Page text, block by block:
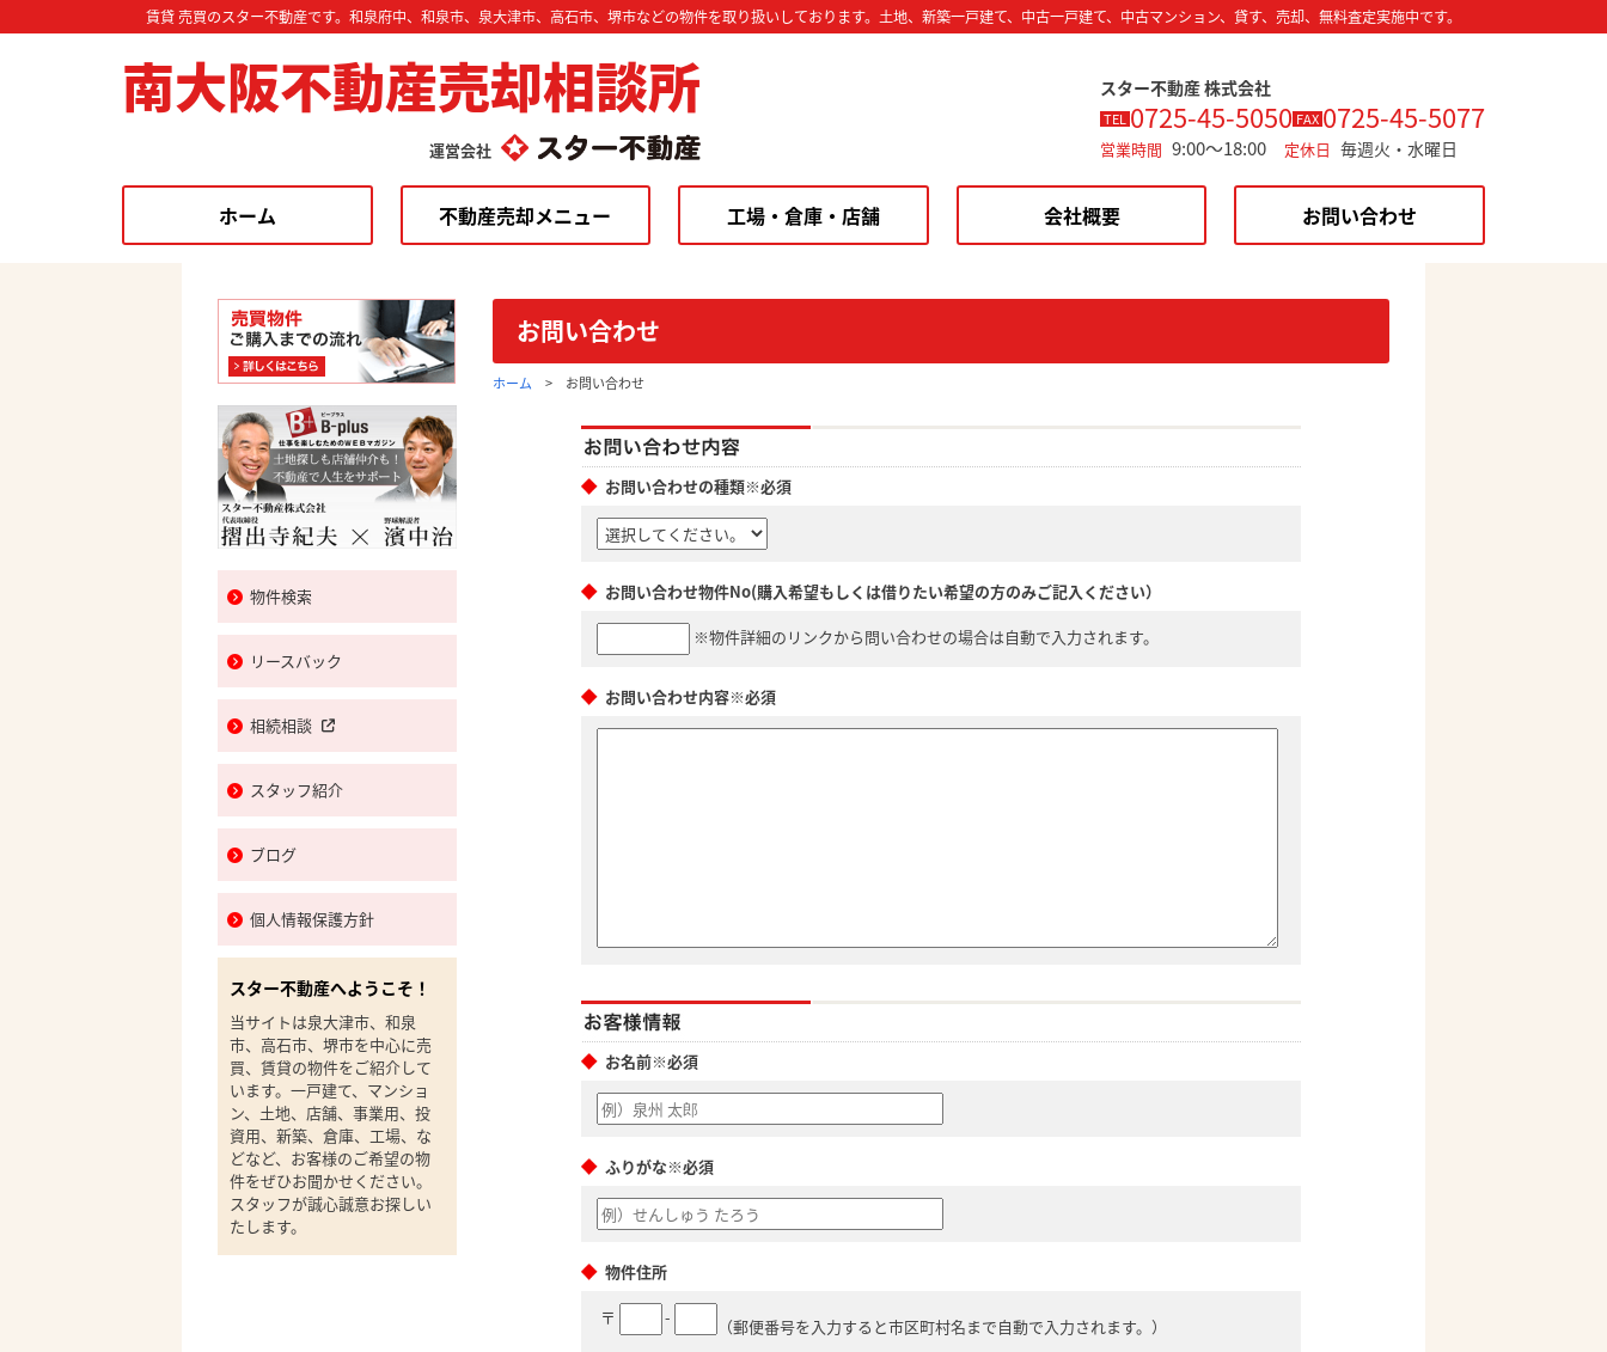
賃貸 売買のスター不動産です。和泉府中、和泉市、泉大津市、高石市、堺市などの物件を取り扱いしております。土地、新築一戸建て、中古一戸建て、中古マンション、貸す、売却、無料査定実施中です。
南大阪不動産売却相談所
運営会社
スター不動産 株式会社
TEL 0725-45-5050 FAX 0725-45-5077
営業時間 9:00～18:00 定休日 毎週火・水曜日
ホーム 不動産売却メニュー 工場・倉庫・店舗 会社概要 お問い合わせ
お問い合わせ
ホーム > お問い合わせ
お問い合わせの種類※必須
お問い合わせ物件No(購入希望もしくは借りたい希望の方のみご記入ください）
※物件詳細のリンクから問い合わせの場合は自動で入力されます。
お問い合わせ内容※必須
お名前※必須
ふりがな※必須
物件住所
〒 -
（郵便番号を入力すると市区町村名まで自動で入力されます。）
物件検索
リースバック
相続相談
スタッフ紹介
ブログ
個人情報保護方針
スター不動産へようこそ！
当サイトは泉大津市、和泉
市、高石市、堺市を中心に売
買、賃貸の物件をご紹介して
います。一戸建て、マンショ
ン、土地、店舗、事業用、投
資用、新築、倉庫、工場、な
どなど、お客様のご希望の物
件をぜひお聞かせください。
スタッフが誠心誠意お探しい
たします。